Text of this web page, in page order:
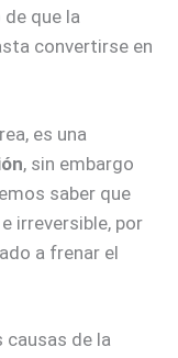
que la
convertirse en
es una
, sin embargo
saber que
irreversible, por
a frenar el
causas de la